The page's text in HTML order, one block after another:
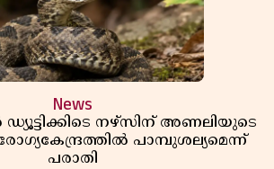
News
നഴ്സിന് അണലിയുടെ
പാമ്പുശല്യമെന്ന്
പരാതി